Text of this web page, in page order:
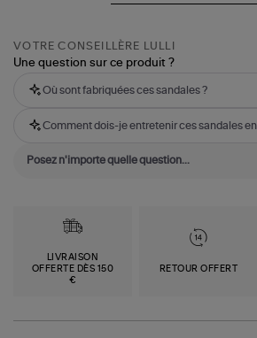
VOTRE CONSEILLÈRE LULLI
Une question sur ce produit ?
Où sont fabriquées ces sandales ?
Comment dois-je entretenir ces sandales en
LIVRAISON
OFFERTE DÈS 150
€
RETOUR OFFERT